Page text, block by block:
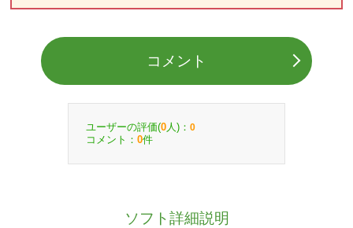
コメント
ユーザーの評価(0 人)： 0
コメント： 0件
ソフト詳細説明